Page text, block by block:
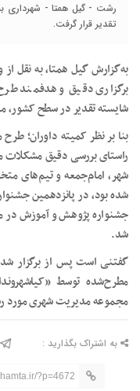
رشت - گیل همتا - شهرداری
تقدیر قرار گرفت.
به‌گزارش گیل همتا، به نقل
برگزاری دقیق و هدفمند
شایسته تقدیر در سطح کشور،
راستای بررسی دقیق مشکلات
شهر، امام‌جمعه و تیم‌های
شده بود، در پانزدهمین
جشنواره پژوهش و آموزش در
شد.
گفتنی است پس از برگزار
مطرح‌شده توسط
مجموعه مدیریت شهری مورد
به اشتراک بگذارید :
?p=4672